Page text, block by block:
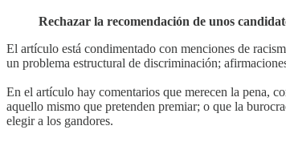
Rechazar la recomendación de unos
El artículo está condimentado con menciones de
un problema estructural de discriminación;
En el artículo hay comentarios que merecen la pena,
aquello mismo que pretenden premiar; o que la
elegir a los gandores.